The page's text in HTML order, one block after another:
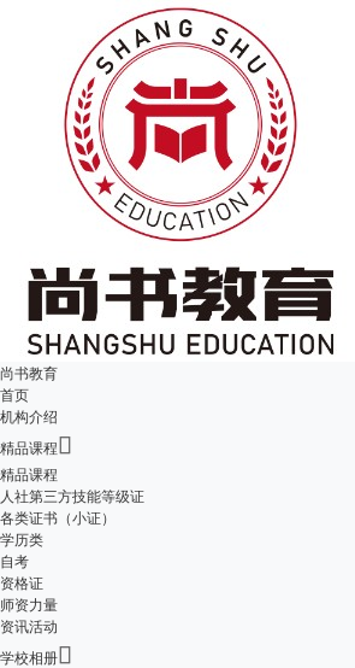
尚书教育
首页
机构介绍
精品课程
精品课程
人社第三方技能等级证
各类证书（小证）
学历类
自考
资格证
师资力量
资讯活动
学校相册